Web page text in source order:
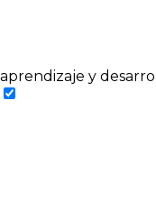
aprendizaje y